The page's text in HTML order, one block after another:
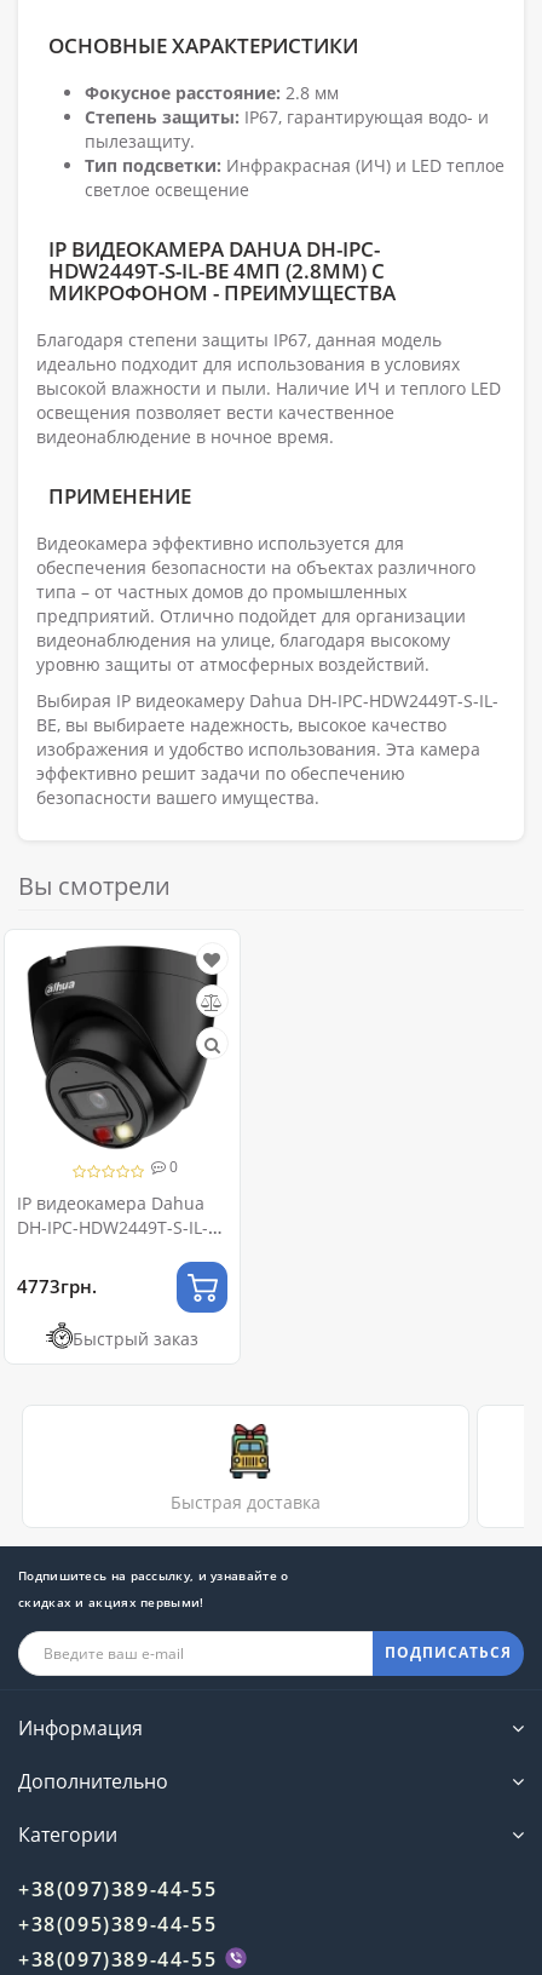
ОСНОВНЫЕ ХАРАКТЕРИСТИКИ
Фокусное расстояние: 2.8 мм
Степень защиты: IP67, гарантирующая водо- и
пылезащиту.
Тип подсветки: Инфракрасная (ИЧ) и LED теплое
светлое освещение
IP ВИДЕОКАМЕРА DAHUA DH-IPC-
HDW2449T-S-IL-BE 4МП (2.8ММ) С
МИКРОФОНОМ - ПРЕИМУЩЕСТВА
Благодаря степени защиты IP67, данная модель
идеально подходит для использования в условиях
высокой влажности и пыли. Наличие ИЧ и теплого LED
освещения позволяет вести качественное
видеонаблюдение в ночное время.
ПРИМЕНЕНИЕ
Видеокамера эффективно используется для
обеспечения безопасности на объектах различного
типа – от частных домов до промышленных
предприятий. Отлично подойдет для организации
видеонаблюдения на улице, благодаря высокому
уровню защиты от атмосферных воздействий.
Выбирая IP видеокамеру Dahua DH-IPC-HDW2449T-S-IL-
BE, вы выбираете надежность, высокое качество
изображения и удобство использования. Эта камера
эффективно решит задачи по обеспечению
безопасности вашего имущества.
Вы смотрели
0
IP видеокамера Dahua
DH-IPC-HDW2449T-S-IL-
микрофоном
4773грн.
Быстрый заказ
Быстрая доставка
Подпишитесь на рассылку, и узнавайте о
скидках и акциях первыми!
ПОДПИСАТЬСЯ
Информация
Дополнительно
Категории
+38(097)389-44-55
+38(095)389-44-55
+38(097)389-44-55